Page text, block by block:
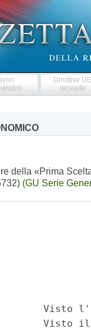
Direttive
recepite
della «Prima
(GU Serie